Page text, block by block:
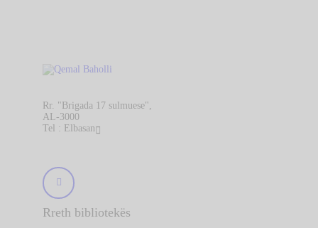
Rr. "Brigada 17 sulmuese",
AL-3000
Tel : Elbasan
Rreth bibliotekës